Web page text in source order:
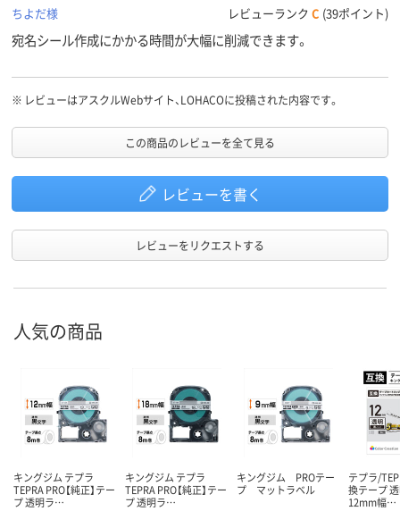
ちよだ様
レビューランク C (39ポイント)
宛名シール作成にかかる時間が大幅に削減できます。
※ レビューはアスクルWebサイト、LOHACOに投稿された内容です。
この商品のレビューを全て見る
レビューを書く
レビューをリクエストする
人気の商品
キングジム テプラ
TEPRA PRO【純正】テー
プ 透明ラ…
キングジム テプラ
TEPRA PRO【純正】テー
プ 透明ラ…
キングジム PROテー
プ マットラベル
テプラ/
換テープ 透
12mm幅…